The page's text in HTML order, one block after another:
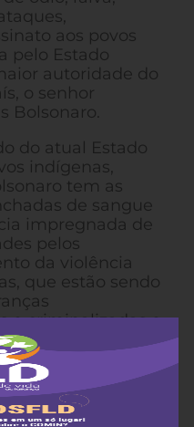
aos povos
pelo Estado
autoridade do
o senhor
Bolsonaro.
do atual Estado
indígenas,
tem as
de sangue
impregnada de
pelos
da violência
que estão sendo
e criminalizadas e
sendo conivente,
os povos
criminosos com
e ambiental
aos país.